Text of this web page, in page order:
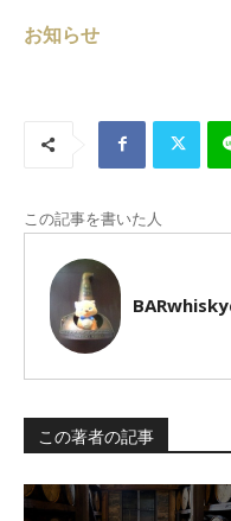
お知らせ
この記事を書いた人
この著者の記事